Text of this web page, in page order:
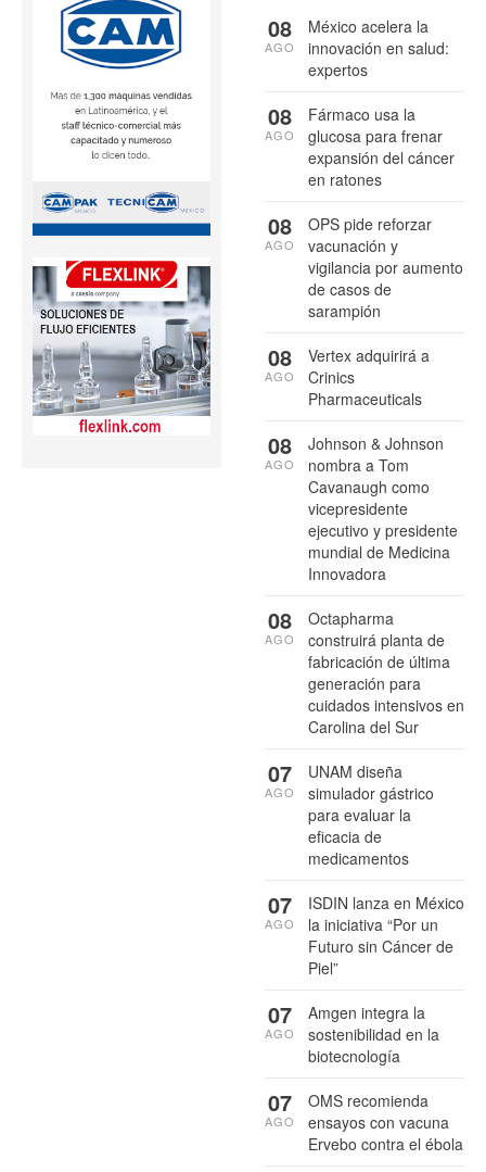
México acelera la
innovación en salud:
expertos
08
AGO
Fármaco usa la
glucosa para frenar
expansión del cáncer
en ratones
08
AGO
OPS pide reforzar
vacunación y
vigilancia por aumento
de casos de
sarampión
08
AGO
Vertex adquirirá a
Crinics
Pharmaceuticals
08
AGO
Johnson & Johnson
nombra a Tom
Cavanaugh como
vicepresidente
ejecutivo y presidente
mundial de Medicina
Innovadora
08
AGO
Octapharma
construirá planta de
fabricación de última
generación para
cuidados intensivos en
Carolina del Sur
08
AGO
UNAM diseña
simulador gástrico
para evaluar la
eficacia de
medicamentos
07
AGO
ISDIN lanza en México
la iniciativa “Por un
Futuro sin Cáncer de
Piel”
07
AGO
Amgen integra la
sostenibilidad en la
biotecnología
07
AGO
OMS recomienda
ensayos con vacuna
Ervebo contra el ébola
07
AGO